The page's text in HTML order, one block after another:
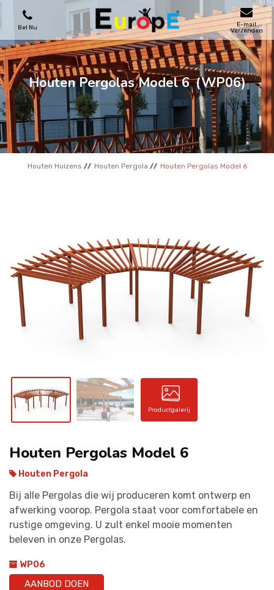
Bel Nu
E-mail
Verzenden
SPEELTOESTELLEN
SKATEPARKS
HOUTEN HUIZENS
STADSMEUBILAIRS
CONTACT
Houten Pergolas Model 6 (WP06)
Houten Huizens Houten Pergola Houten Pergolas Model 6
Productgalerij
Houten Pergolas Model 6
Houten Pergola
Bij alle Pergolas die wij produceren komt ontwerp en
afwerking voorop. Pergola staat voor comfortabele en
rustige omgeving. U zult enkel mooie momenten
beleven in onze Pergolas.
WP06
AANBOD DOEN